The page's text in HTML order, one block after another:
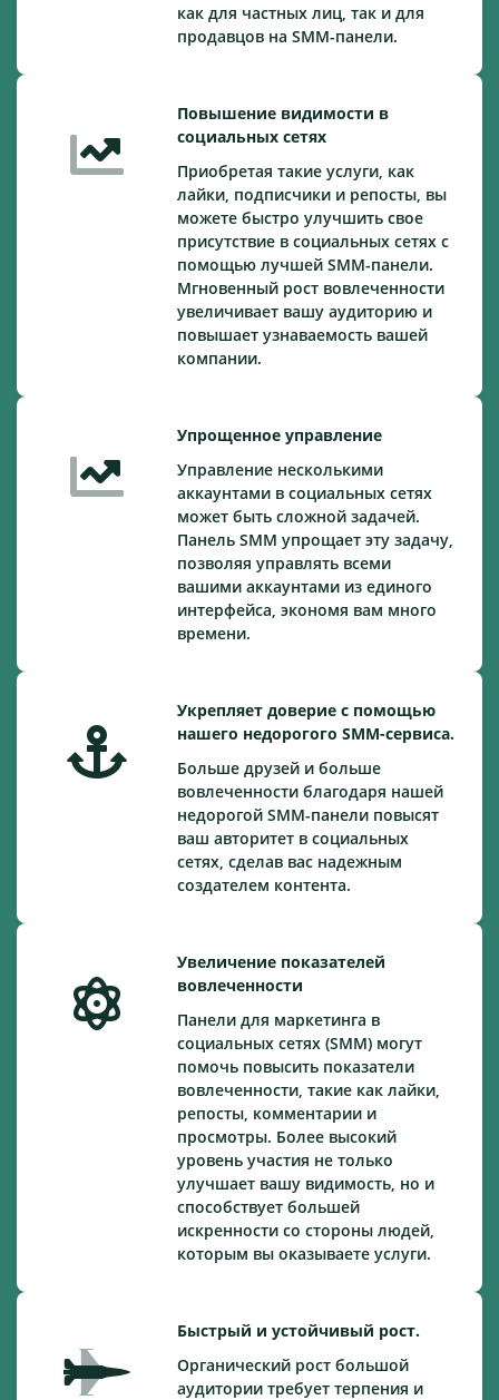
как для частных лиц, так и для
продавцов на SMM-панели.
Повышение видимости в
социальных сетях
Приобретая такие услуги, как
лайки, подписчики и репосты, вы
можете быстро улучшить свое
присутствие в социальных сетях с
помощью лучшей SMM-панели.
Мгновенный рост вовлеченности
увеличивает вашу аудиторию и
повышает узнаваемость вашей
компании.
Упрощенное управление
Управление несколькими
аккаунтами в социальных сетях
может быть сложной задачей.
Панель SMM упрощает эту задачу,
позволяя управлять всеми
вашими аккаунтами из единого
интерфейса, экономя вам много
времени.
Укрепляет доверие с помощью
нашего недорогого SMM-сервиса.
Больше друзей и больше
вовлеченности благодаря нашей
недорогой SMM-панели повысят
ваш авторитет в социальных
сетях, сделав вас надежным
создателем контента.
Увеличение показателей
вовлеченности
Панели для маркетинга в
социальных сетях (SMM) могут
помочь повысить показатели
вовлеченности, такие как лайки,
репосты, комментарии и
просмотры. Более высокий
уровень участия не только
улучшает вашу видимость, но и
способствует большей
искренности со стороны людей,
которым вы оказываете услуги.
Быстрый и устойчивый рост.
Органический рост большой
аудитории требует терпения и